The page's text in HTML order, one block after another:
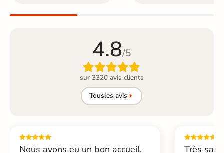
4.8/5

sur 3320 avis clients
Tousles avis
Nous avons eu un bon accueil,
Très